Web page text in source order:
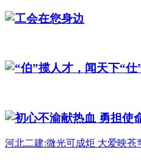
工会在您身边
“伯”揽人才，闻天下“仕
初心不渝献热血 勇担使
河北二建:微光可成炬 大爱映苍